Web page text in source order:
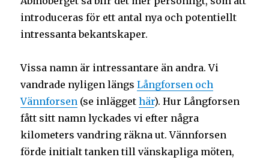
introduceras för ett antal nya och potentiellt
intressanta bekantskaper.
Vissa namn är intressantare än andra. Vi
vandrade nyligen längsLångforsen och
Vännforsen (se inläggethär). Hur Långforsen
fått sitt namn lyckades vi efter några
kilometers vandring räkna ut. Vännforsen
förde initialt tanken till vänskapliga möten,